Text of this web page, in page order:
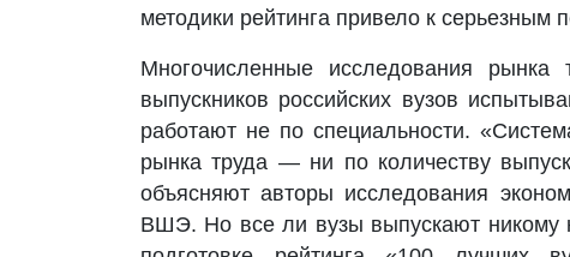
методики рейтинга привело к серьезным
Многочисленные исследования рынка
выпускников российских вузов
работают не по специальности.
рынка труда — ни по количеству
объясняют авторы исследования
ВШЭ. Но все ли вузы выпускают никому